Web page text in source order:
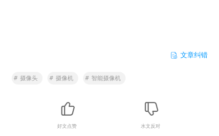
文章纠错
# 摄像头 # 摄像机 # 智能摄像机
好文点赞 水文反对